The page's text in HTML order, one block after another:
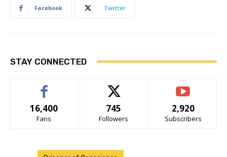
Facebook Twitter
STAY CONNECTED
16,400
Fans
745
Followers
2,920
Subscribers